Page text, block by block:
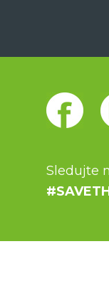
Sledujte